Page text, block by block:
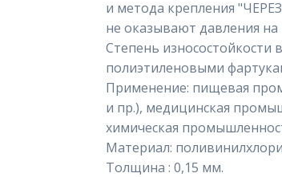
и метода крепления
не оказывают давления
Степень
полиэтиленовыми
Применение: пищевая
и пр.), медицинская
химическая
Материал:
Толщина : 0,15 мм.